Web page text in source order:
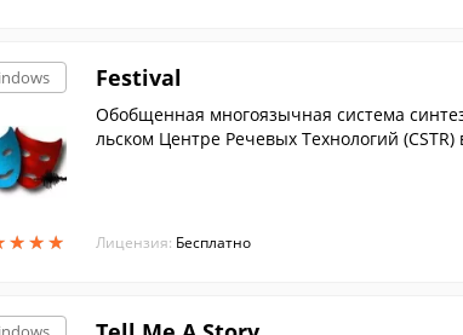
★★★
★★★
Festival
Обобщенная многоязычная система
льском Центре Речевых Технологий
Лицензия: Бесплатно